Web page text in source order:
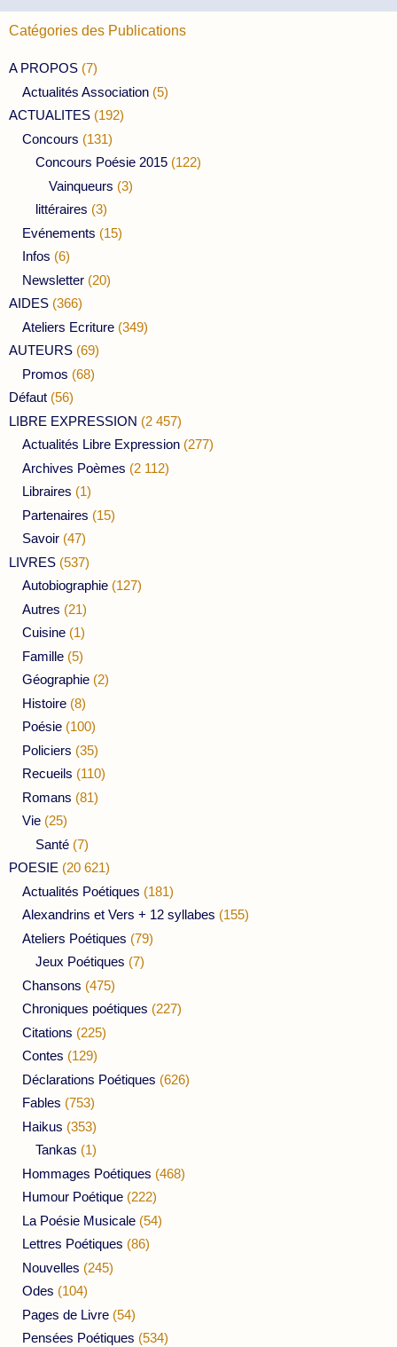
Catégories des Publications
A PROPOS (7)
Actualités Association (5)
ACTUALITES (192)
Concours (131)
Concours Poésie 2015 (122)
Vainqueurs (3)
littéraires (3)
Evénements (15)
Infos (6)
Newsletter (20)
AIDES (366)
Ateliers Ecriture (349)
AUTEURS (69)
Promos (68)
Défaut (56)
LIBRE EXPRESSION (2 457)
Actualités Libre Expression (277)
Archives Poèmes (2 112)
Libraires (1)
Partenaires (15)
Savoir (47)
LIVRES (537)
Autobiographie (127)
Autres (21)
Cuisine (1)
Famille (5)
Géographie (2)
Histoire (8)
Poésie (100)
Policiers (35)
Recueils (110)
Romans (81)
Vie (25)
Santé (7)
POESIE (20 621)
Actualités Poétiques (181)
Alexandrins et Vers + 12 syllabes (155)
Ateliers Poétiques (79)
Jeux Poétiques (7)
Chansons (475)
Chroniques poétiques (227)
Citations (225)
Contes (129)
Déclarations Poétiques (626)
Fables (753)
Haikus (353)
Tankas (1)
Hommages Poétiques (468)
Humour Poétique (222)
La Poésie Musicale (54)
Lettres Poétiques (86)
Nouvelles (245)
Odes (104)
Pages de Livre (54)
Pensées Poétiques (534)